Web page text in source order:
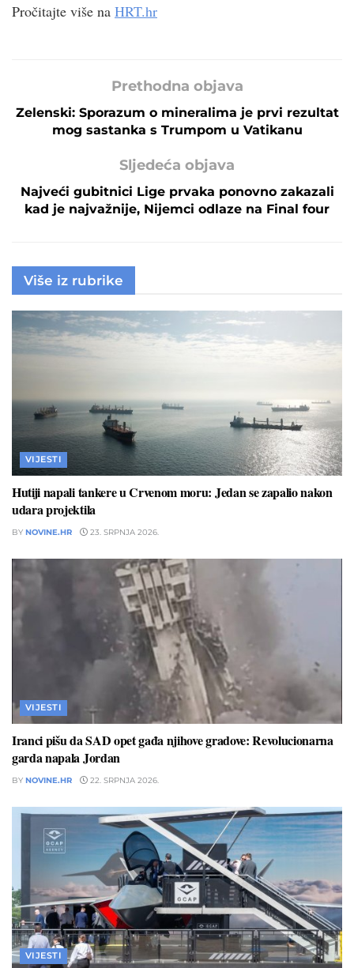
Pročitajte više na HRT.hr
Prethodna objava
Zelenski: Sporazum o mineralima je prvi rezultat
mog sastanka s Trumpom u Vatikanu
Sljedeća objava
Najveći gubitnici Lige prvaka ponovno zakazali
kad je najvažnije, Nijemci odlaze na Final four
Više iz rubrike
VIJESTI
Hutiji napali tankere u Crvenom moru: Jedan se zapalio nakon
udara projektila
BY NOVINE.HR 23. SRPNJA 2026.
VIJESTI
Iranci pišu da SAD opet gađa njihove gradove: Revolucionarna
garda napala Jordan
BY NOVINE.HR 22. SRPNJA 2026.
VIJESTI